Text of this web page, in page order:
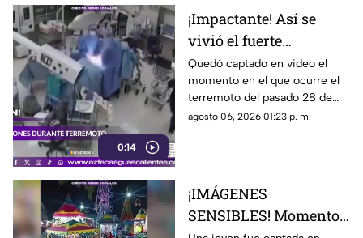
0:14
¡Impactante! Así se
vivió el fuerte
terremoto en el
quirófano de un
hospital
Quedó captado en video el
momento en el que ocurre el
terremoto del pasado 28 de
julio en Japón al interior de un
agosto 06, 2026 01:23 p. m.
¡IMÁGENES
SENSIBLES! Momento